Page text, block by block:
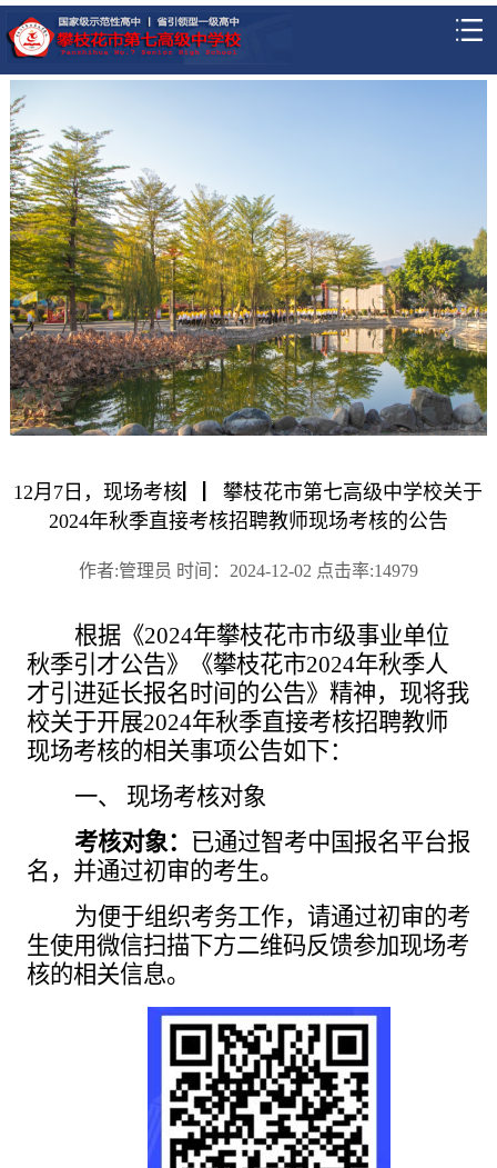
12月7日，现场考核▏▏攀枝花市第七高级中学校关于
2024年秋季直接考核招聘教师现场考核的公告
作者:管理员 时间：2024-12-02 点击率:14979
根据《2024年攀枝花市市级事业单位
秋季引才公告》《攀枝花市2024年秋季人
才引进延长报名时间的公告》精神，现将我
校关于开展2024年秋季直接考核招聘教师
现场考核的相关事项公告如下：
一、 现场考核对象
考核对象： 已通过智考中国报名平台报
名，并通过初审的考生。
为便于组织考务工作，请通过初审的考
生使用微信扫描下方二维码反馈参加现场考
核的相关信息。